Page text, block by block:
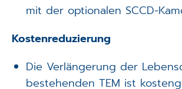
mit der optionalen SCCD-
Kostenreduzierung
Die Verlängerung der
bestehenden TEM ist